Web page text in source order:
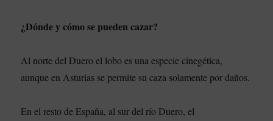
¿Dónde y cómo se pueden cazar?
Al norte del Duero el lobo es una especie cinegética,
aunque en Asturias se permite su caza solamente por daños.
En el resto de España, al sur del río Duero, el